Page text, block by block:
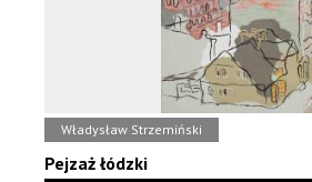
Władysław Strzemiński
Pejzaż łódzki